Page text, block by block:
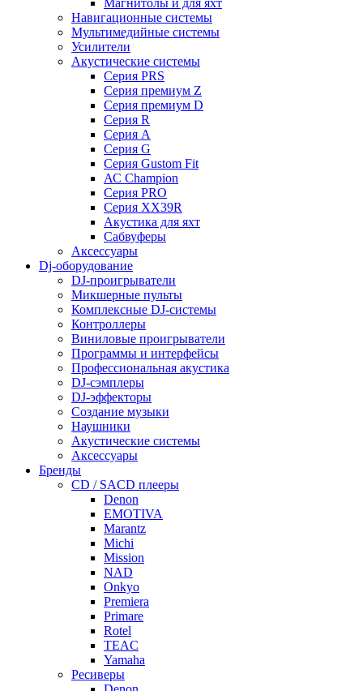
Магнитолы и для яхт
Навигационные системы
Мультимедийные системы
Усилители
Акустические системы
Cерия PRS
Cерия премиум Z
Cерия премиум D
Cерия R
Cерия A
Cерия G
Cерия Gustom Fit
АС Champion
Cерия PRO
Cерия XX39R
Акустика для яхт
Сабвуферы
Аксессуары
Dj-оборудование
DJ-проигрыватели
Микшерные пульты
Комплексные DJ-системы
Контроллеры
Виниловые проигрыватели
Программы и интерфейсы
Профессиональная акустика
DJ-сэмплеры
DJ-эффекторы
Создание музыки
Наушники
Акустические системы
Аксессуары
Бренды
CD / SACD плееры
Denon
EMOTIVA
Marantz
Michi
Mission
NAD
Onkyo
Premiera
Primare
Rotel
TEAC
Yamaha
Ресиверы